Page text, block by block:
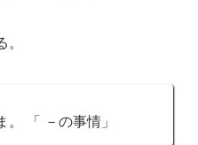
「 －の事情」